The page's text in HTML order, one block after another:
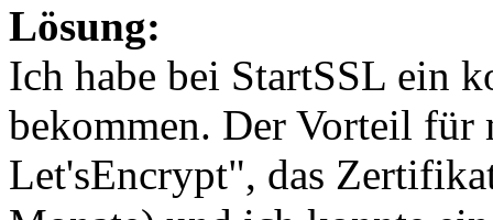
Lösung:
Ich habe bei StartSSL ein
bekommen. Der Vorteil für
Let'sEncrypt", das